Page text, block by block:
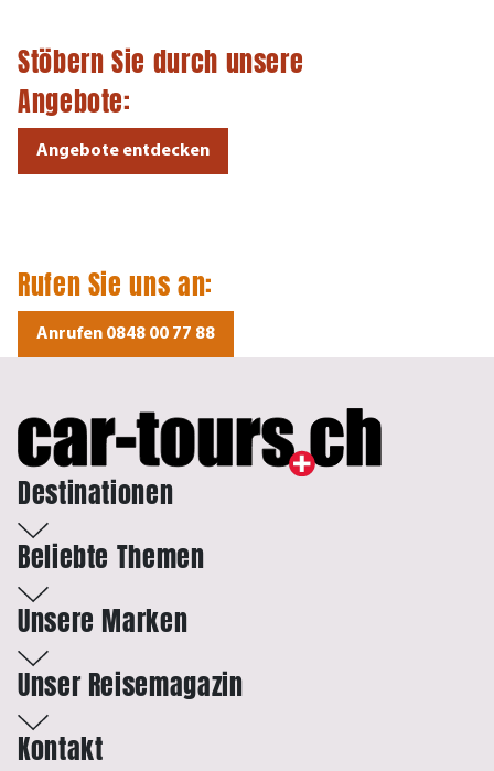
Stöbern Sie durch unsere
Angebote:
Angebote entdecken
Rufen Sie uns an:
Anrufen 0848 00 77 88
Destinationen
Beliebte Themen
Unsere Marken
Unser Reisemagazin
Kontakt